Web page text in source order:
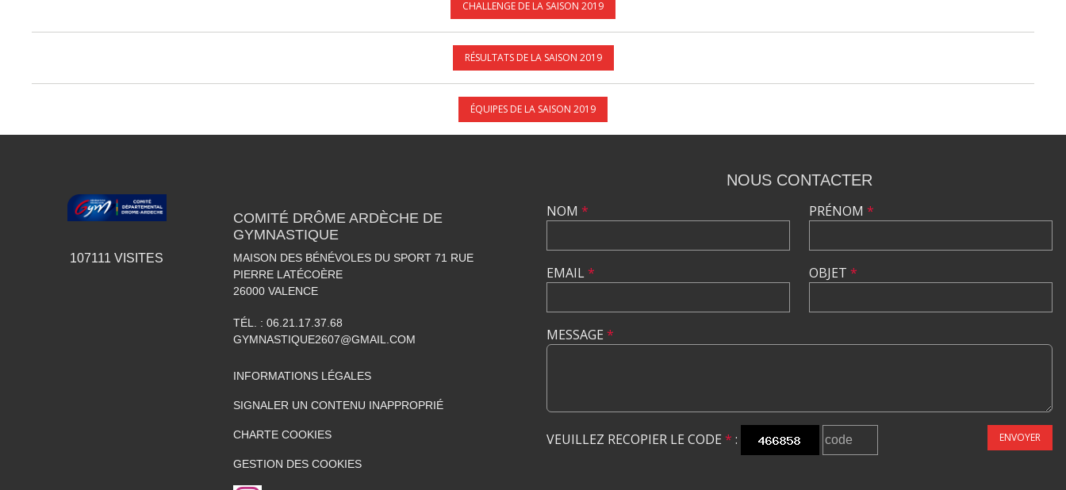
CHALLENGE DE LA SAISON 2019
RÉSULTATS DE LA SAISON 2019
ÉQUIPES DE LA SAISON 2019
107111 VISITES
COMITÉ DRÔME ARDÈCHE DE
GYMNASTIQUE
MAISON DES BÉNÉVOLES DU SPORT 71 RUE
PIERRE LATÉCOÈRE
26000 VALENCE
TÉL. : 06.21.17.37.68
GYMNASTIQUE2607@GMAIL.COM
INFORMATIONS LÉGALES
SIGNALER UN CONTENU INAPPROPRIÉ
CHARTE COOKIES
GESTION DES COOKIES
NOUS CONTACTER
NOM *
EMAIL*
PRÉNOM *
OBJET *
MESSAGE *
VEUILLEZ RECOPIER LE CODE * : ENVOYER